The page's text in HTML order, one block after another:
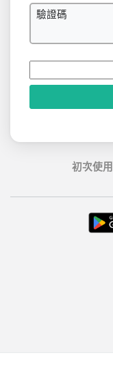
驗證碼
初次使